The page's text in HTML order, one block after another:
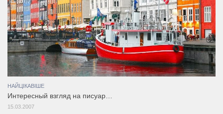
НАЙЦІКАВІШЕ
Интересный взгляд на писуар…
15.03.2007